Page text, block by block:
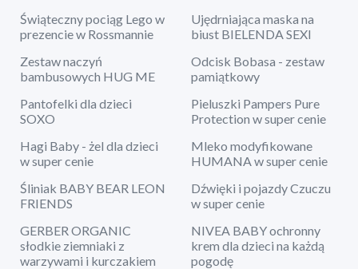
Świąteczny pociąg Lego w
prezencie w Rossmannie
Ujędrniająca maska na
biust BIELENDA SEXI
Zestaw naczyń
bambusowych HUG ME
Odcisk Bobasa - zestaw
pamiątkowy
Pantofelki dla dzieci
SOXO
Pieluszki Pampers Pure
Protection w super cenie
Hagi Baby - żel dla dzieci
w super cenie
Mleko modyfikowane
HUMANA w super cenie
Śliniak BABY BEAR LEON
FRIENDS
Dźwięki i pojazdy Czuczu
w super cenie
GERBER ORGANIC
słodkie ziemniaki z
warzywami i kurczakiem
NIVEA BABY ochronny
krem dla dzieci na każdą
pogodę